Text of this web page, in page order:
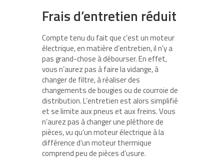
Frais d’entretien réduit
Compte tenu du fait que c’est un moteur
électrique, en matière d’entretien, il n’y a
pas grand-chose à débourser. En effet,
vous n’aurez pas à faire la vidange, à
changer de filtre, à réaliser des
changements de bougies ou de courroie de
distribution. L’entretien est alors simplifié
et se limite aux pneus et aux freins. Vous
n’aurez pas à changer une pléthore de
pièces, vu qu’un moteur électrique à la
différence d’un moteur thermique
comprend peu de pièces d’usure.